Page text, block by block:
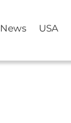
News USA